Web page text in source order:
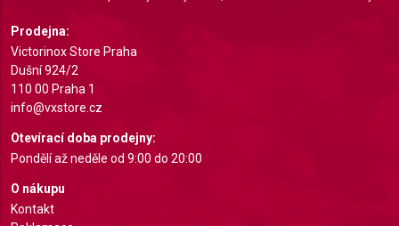
Prodejna:
Victorinox Store Praha
Dušní 924/2
110 00 Praha 1
info@vxstore.cz
Otevírací doba prodejny:
Pondělí až neděle od 9:00 do 20:00
O nákupu
Kontakt
Understand audiences through statistics or
combinations of data from different sources
Develop and improve services
Use limited data to select content
IAB Special Features:
Identify devices based on information actively
requested